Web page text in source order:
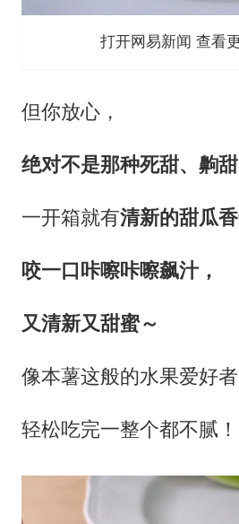
打开网易新闻 查看
但你放心，
绝对不是那种死甜、齁甜
一开箱就有清新的甜瓜
咬一口咔嚓咔嚓飙汁，
又清新又甜蜜～
像本薯这般的水果爱好者
轻松吃完一整个都不腻！